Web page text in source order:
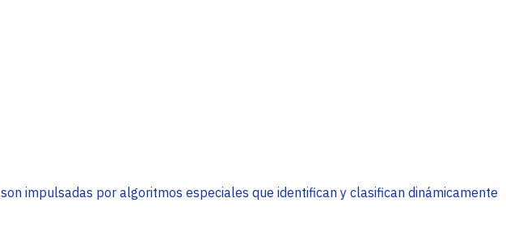
son impulsadas por algoritmos especiales que identifican y clasifican dinámicamente